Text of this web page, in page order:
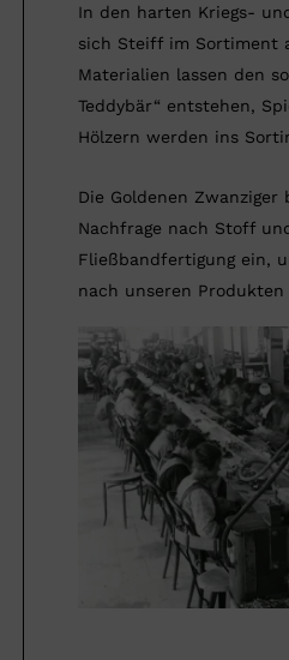
In den harten Kriegs-
sich Steiff im Sortiment
Materialien lassen den
Teddybär“ entstehen,
Hölzern werden ins
Die Goldenen
Nachfrage nach Stoff
Fließbandfertigung ein,
nach unseren